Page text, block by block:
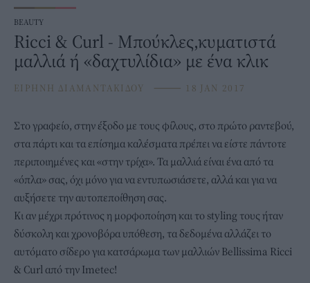
BEAUTY
Ricci & Curl - Μπούκλες,κυματιστά
μαλλιά ή «δαχτυλίδια» με ένα κλικ
ΕΙΡΗΝΗ ΔΙΑΜΑΝΤΑΚΙΔΟΥ ⸻ 18 JAN 2017
Στο γραφείο, στην έξοδο με τους φίλους, στο πρώτο ραντεβού,
στα πάρτι και τα επίσημα καλέσματα πρέπει να είστε πάντοτε
περιποιημένες και «στην τρίχα». Τα μαλλιά είναι ένα από τα
«όπλα» σας, όχι μόνο για να εντυπωσιάσετε, αλλά και για να
αυξήσετε την αυτοπεποίθηση σας.
Κι αν μέχρι πρότινος η μορφοποίηση και το styling τους ήταν
δύσκολη και χρονοβόρα υπόθεση, τα δεδομένα αλλάζει το
αυτόματο σίδερο για κατσάρωμα των μαλλιών Bellissima Ricci
& Curl από την Imetec!